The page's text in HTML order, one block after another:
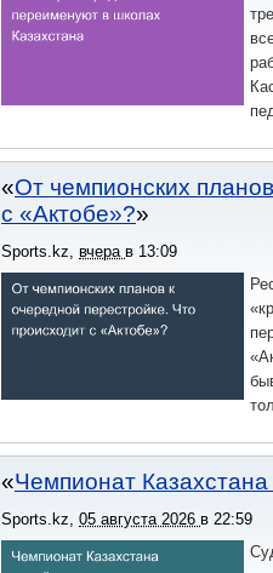
От чемпионских
с «Актобе»?
Sports.kz, вчера в 13:09
Чемпионат
Sports.kz, 05 августа 2026 в 22:59